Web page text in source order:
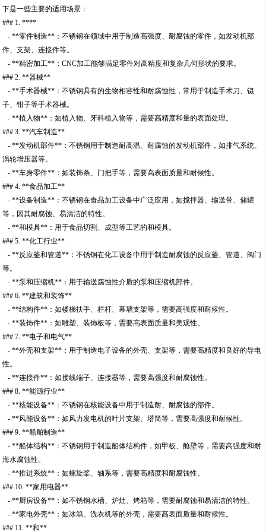
下是一些主要的适用场景：
### 1. ****
- **零件制造**：不锈钢在领域中用于制造高强度、耐腐蚀的零件，如发动机部
件、支架、连接件等。
- **精密加工**：CNC加工能够满足零件对高精度和复杂几何形状的要求。
### 2. **器械**
- **手术器械**：不锈钢具有的生物相容性和耐腐蚀性，常用于制造手术刀、镊
子、钳子等手术器械。
- **植入物**：如植入物、牙科植入物等，需要高精度和量的表面处理。
### 3. **汽车制造**
- **发动机部件**：不锈钢用于制造耐高温、耐腐蚀的发动机部件，如排气系统、
涡轮增压器等。
- **车身零件**：如装饰条、门把手等，需要高表面质量和耐候性。
### 4. **食品加工**
- **设备制造**：不锈钢在食品加工设备中广泛应用，如搅拌器、输送带、储罐
等，因其耐腐蚀、易清洁的特性。
- **和模具**：用于食品切割、成型等工艺的和模具。
### 5. **化工行业**
- **反应釜和管道**：不锈钢在化工设备中用于制造耐腐蚀的反应釜、管道、阀门
等。
- **泵和压缩机**：用于输送腐蚀性介质的泵和压缩机部件。
### 6. **建筑和装饰**
- **结构件**：如楼梯扶手、栏杆、幕墙支架等，需要高强度和耐候性。
- **装饰件**：如雕塑、装饰板等，需要高表面质量和美观性。
### 7. **电子和电气**
- **外壳和支架**：用于制造电子设备的外壳、支架等，需要高精度和良好的导电
性。
- **连接件**：如接线端子、连接器等，需要高强度和耐腐蚀性。
### 8. **能源行业**
- **核能设备**：不锈钢在核能设备中用于制造耐、耐腐蚀的部件。
- **风能设备**：如风力发电机的叶片支架、塔筒等，需要高强度和耐候性。
### 9. **船舶制造**
- **船体结构**：不锈钢用于制造船体结构件，如甲板、舱壁等，需要高强度和耐
海水腐蚀性。
- **推进系统**：如螺旋桨、轴系等，需要高精度和耐腐蚀性。
### 10. **家用电器**
- **厨房设备**：如不锈钢水槽、炉灶、烤箱等，需要耐腐蚀和易清洁的特性。
- **家电外壳**：如冰箱、洗衣机等的外壳，需要高表面质量和耐候性。
### 11. **和**